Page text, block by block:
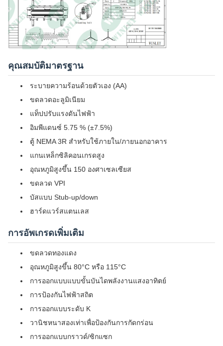
คุณสมบัติมาตรฐาน
ระบายความร้อนด้วยตัวเอง (AA)
ขดลวดอะลูมิเนียม
แท็ปปรับแรงดันไฟฟ้า
อิมพีแดนซ์ 5.75 % (±7.5%)
ตู้ NEMA 3R สำหรับใช้ภายใน/ภายนอกอาคาร
แกนเหล็กซิลิคอนเกรดสูง
อุณหภูมิสูงขึ้น 150 องศาเซลเซียส
ขดลวด VPI
บัสแบบ Stub-up/down
ฮาร์ดแวร์สแตนเลส
การอัพเกรดเพิ่มเติม
ขดลวดทองแดง
อุณหภูมิสูงขึ้น 80°C หรือ 115°C
การออกแบบแบบขั้นบันไดพลังงานแสงอาทิตย์
การป้องกันไฟฟ้าสถิต
การออกแบบระดับ K
วานิชหนาสองเท่าเพื่อป้องกันการกัดกร่อน
การออกแบบกราวด์/ซิกแซก